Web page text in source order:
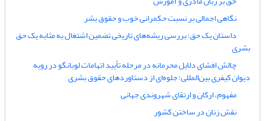
نگاهی اجمالی بر نسبت حکمرانی خوب و حقوق بشر
داستان یک حق؛ بررسی ریشه‌های تاریخی تضمین اشتغال به مثابه یک حق
بشری
چالش افشای دلایل محرمانه در مرحله تأیید اتهامات لوبانگو در رویه
دیوان کیفری بین‌المللی؛ جلوه‌ای از دستاوردهای حقوق بشری
مفهوم، ارکان و ارتقای شهروندی جهانی
نقش زنان در ساختن کشور